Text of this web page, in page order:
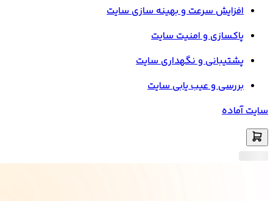
افزایش سرعت و بهینه سازی سایت
پاکسازی و امنیت سایت
پشتیبانی و نگهداری سایت
بررسی و عیب یابی سایت
سایت آماده